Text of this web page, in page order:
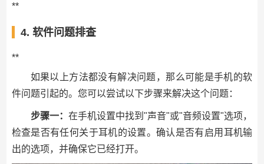
**
4. 软件问题排查
**
如果以上方法都没有解决问题，那么可能是手机的软
件问题引起的。您可以尝试以下步骤来解决这个问题：
步骤一： 在手机设置中找到"声音"或"音频设置"选项，
检查是否有任何关于耳机的设置。确认是否有启用耳机输
出的选项，并确保它已经打开。